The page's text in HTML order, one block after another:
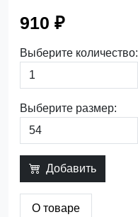
910 ₽
Выберите количество:
Выберите размер:
Добавить
О товаре